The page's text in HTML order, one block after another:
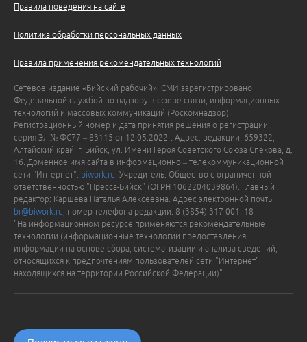
Правила поведения на сайте
Политика обработки персональных данных
Правила применения рекомендательных технологий
Сетевое издание «Бийский рабочий». СМИ зарегистрировано
Федеральной службой по надзору в сфере связи, информационных
технологий и массовых коммуникаций (Роскомнадзор).
Регистрационный номер и дата принятия решения о регистрации:
серия Эл № ФС77 – 83115 от 12.05.2022г. Адрес: редакции: 659322,
Алтайский край, г. Бийск, ул. Имени Героя Советского Союза Спекова, д.
16. Доменное имя сайта в информационно – телекоммуникационной
сети "Интернет": biwork.ru . Учредитель: Общество с ограниченной
ответственностью "Пресса-Бийск" (ОГРН 1062204039864). Главный
редактор: Каршева Наталья Алексеевна. Адрес электронной почты:
br@biwork.ru , номер телефона редакции: 8 (3854) 317-001. 18+
"На информационном ресурсе применяются рекомендательные
технологии (информационные технологии предоставления
информации на основе сбора, систематизации и анализа сведений,
относящихся к предпочтениям пользователей сети "Интернет",
находящихся на территории Российской Федерации)".